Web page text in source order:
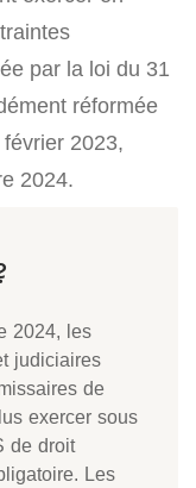
par la loi du 31
réformée
février 2023,
2024.
2024, les
judiciaires
de
exercer sous
de droit
Les